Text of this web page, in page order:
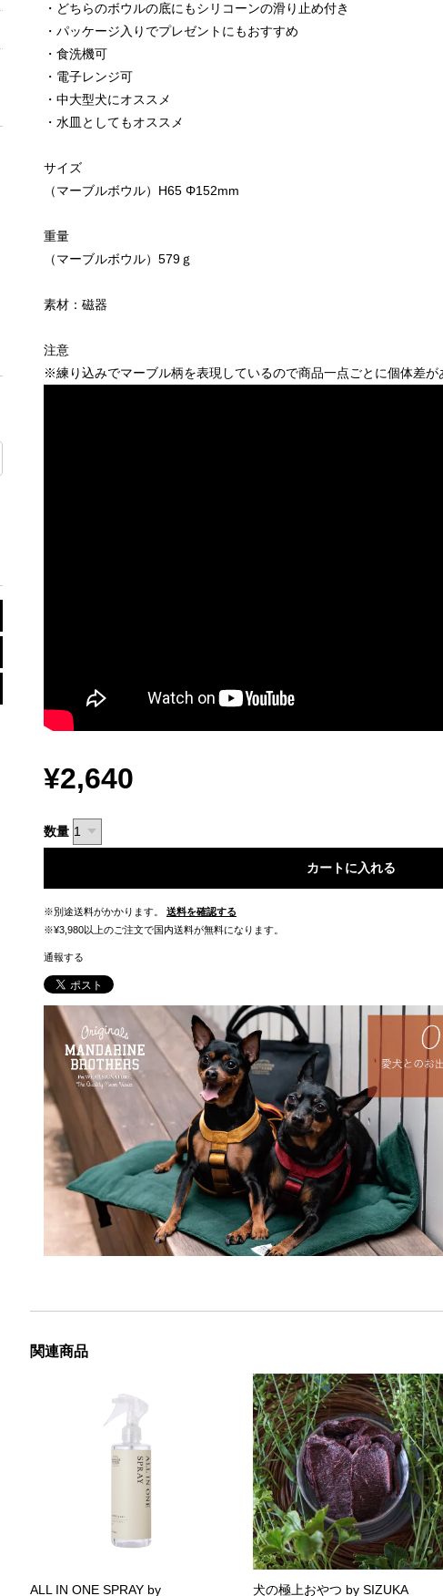
・どちらのボウルの底にもシリコーンの滑り止め付き
・パッケージ入りでプレゼントにもおすすめ
・食洗機可
・電子レンジ可
・中大型犬にオススメ
・水皿としてもオススメ
サイズ
（マーブルボウル）H65 Φ152mm
重量
（マーブルボウル）579ｇ
素材：磁器
注意
※練り込みでマーブル柄を表現しているので商品一点ごとに個体差が
¥2,640
数量
カートに入れる
※別途送料がかかります。
送料を確認する
※¥3,980以上のご注文で国内送料が無料になります。
通報する
関連商品
ALL IN ONE SPRAY by 犬の極上おやつ by SIZUKA